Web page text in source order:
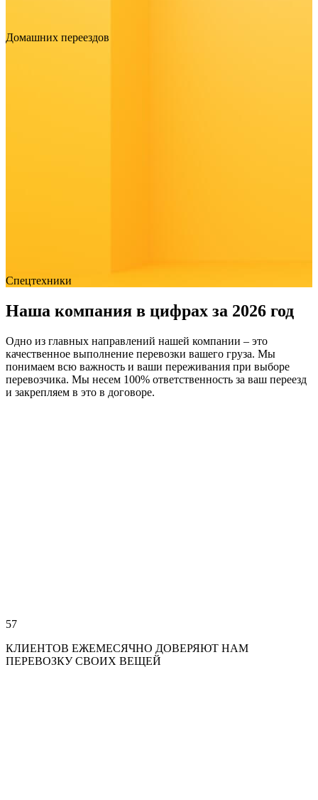
Домашних переездов
Спецтехники
Наша компания в цифрах за 2026 год
Одно из главных направлений нашей компании – это
качественное выполнение перевозки вашего груза. Мы
понимаем всю важность и ваши переживания при выборе
перевозчика. Мы несем 100% ответственность за ваш переезд
и закрепляем в это в договоре.
57
КЛИЕНТОВ ЕЖЕМЕСЯЧНО ДОВЕРЯЮТ НАМ
ПЕРЕВОЗКУ СВОИХ ВЕЩЕЙ